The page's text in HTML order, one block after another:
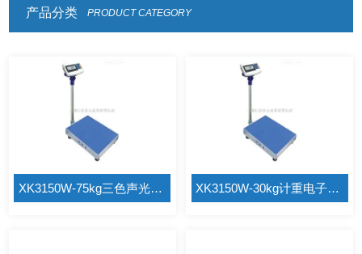
产品分类 PRODUCT CATEGORY
XK3150W-75kg三色声光报警灯计重电子秤 XK3150W-30kg计重电子秤外接蓝牙功能